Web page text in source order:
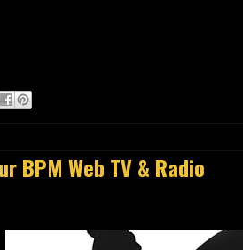
BPM Web TV & Radio